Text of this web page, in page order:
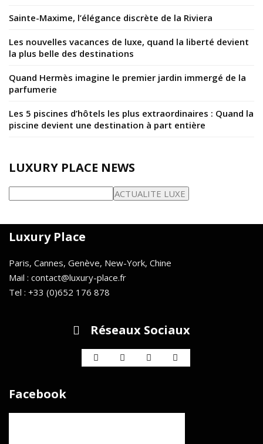
Sainte-Maxime, l’élégance discrète de la Riviera
Les nouvelles vacances de luxe, quand la liberté devient
la plus belle des destinations
Quand Hermès imagine le premier jardin immergé de la
parfumerie
Les 5 piscines d’hôtels les plus extraordinaires : Quand la
piscine devient une destination à part entière
LUXURY PLACE NEWS
Luxury Place
Paris, Cannes, Genève, New-York, Chine
Mail : contact@luxury-place.fr
Tel : +33 (0)652 176 878
Réseaux Sociaux
Facebook